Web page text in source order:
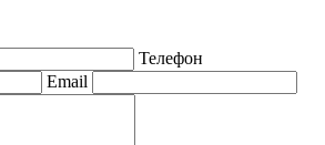
Телефон
Email